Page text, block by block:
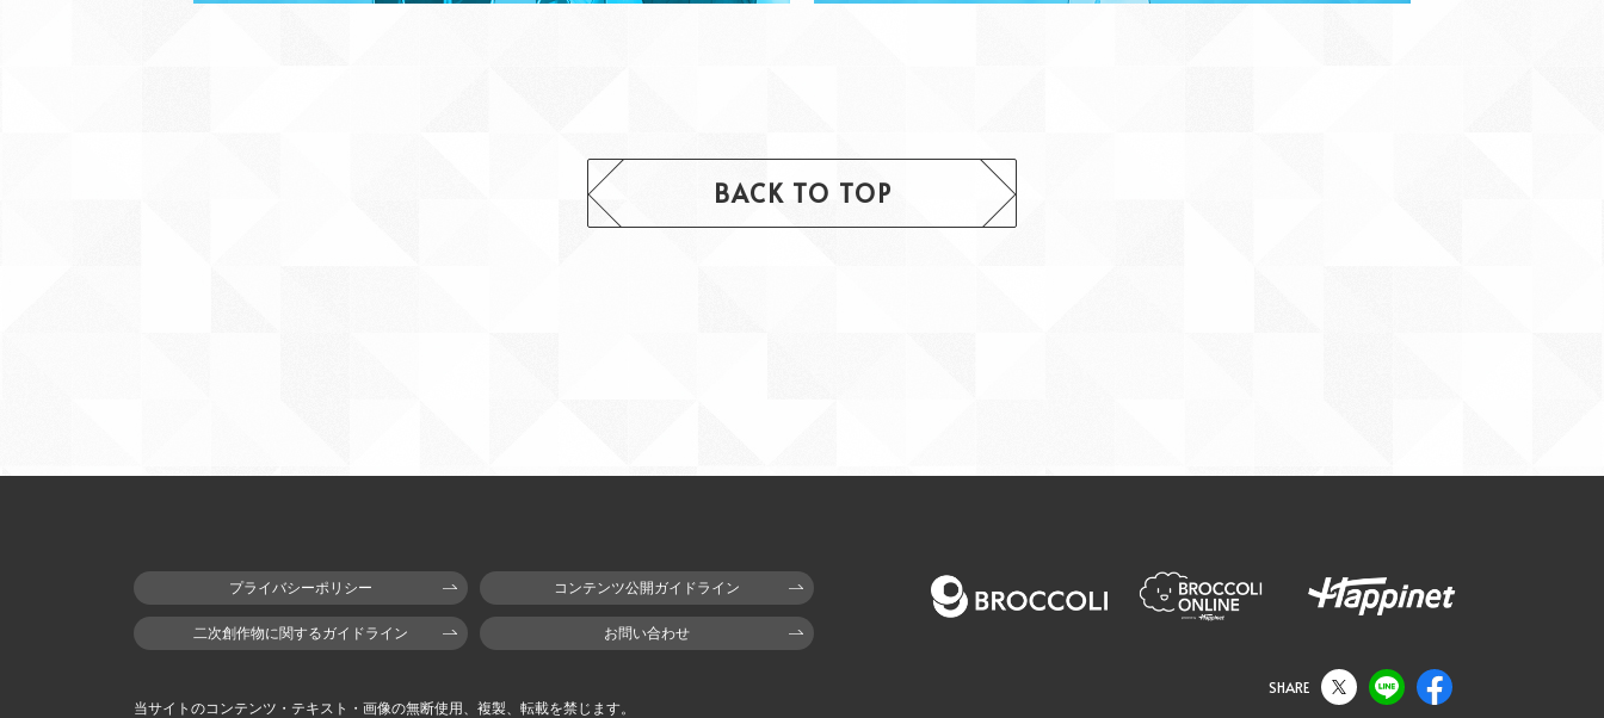
BACK TO TOP
SHARE
プライバシーポリシー
お問い合わせ
コンテンツ公開ガイドライン
二次創作物に関するガイドライン
当サイトのコンテンツ・テキスト・画像の無断使用、複製、転載を禁じます。